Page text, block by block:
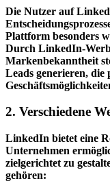
Die Nutzer auf
Plattform besonders
Durch LinkedIn-
Markenbekanntheit
Leads generieren, die
2. Verschiedene
LinkedIn bietet eine
Unternehmen
zielgerichtet zu
gehören: